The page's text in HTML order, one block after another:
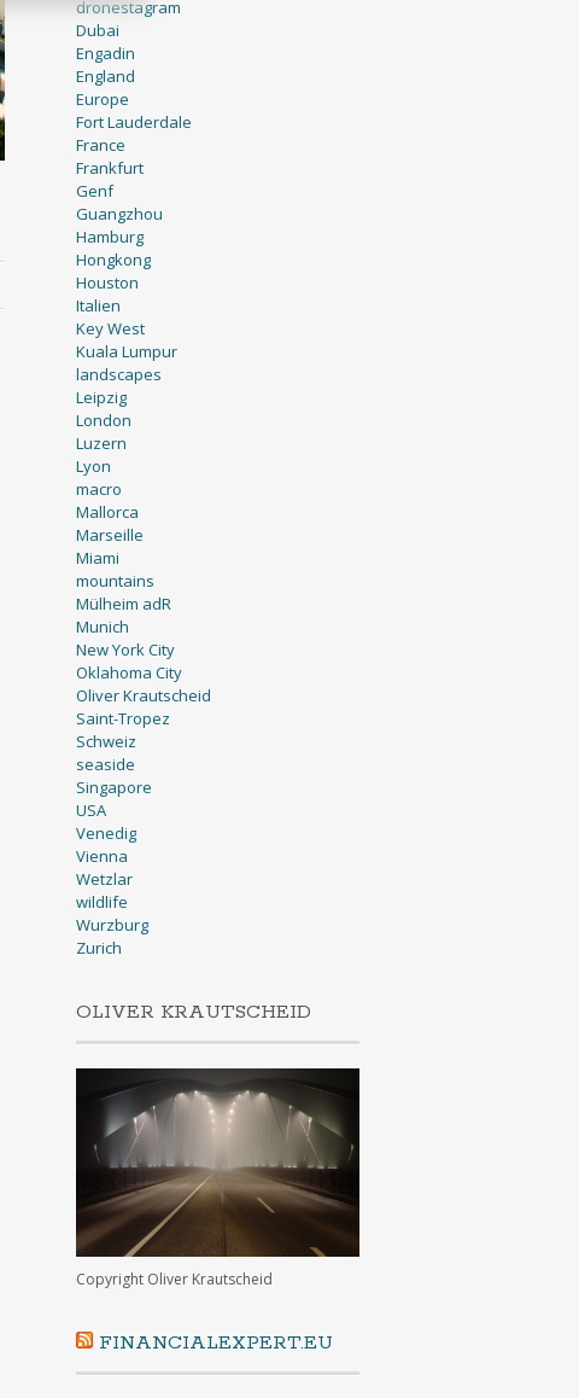
dronestagram
Dubai
Engadin
England
Europe
Fort Lauderdale
France
Frankfurt
Genf
Guangzhou
Hamburg
Hongkong
Houston
Italien
Key West
Kuala Lumpur
landscapes
Leipzig
London
Luzern
Lyon
macro
Mallorca
Marseille
Miami
mountains
Mülheim adR
Munich
New York City
Oklahoma City
Oliver Krautscheid
Saint-Tropez
Schweiz
seaside
Singapore
USA
Venedig
Vienna
Wetzlar
wildlife
Wurzburg
Zurich
OLIVER KRAUTSCHEID
Copyright Oliver Krautscheid
FINANCIALEXPERT.EU